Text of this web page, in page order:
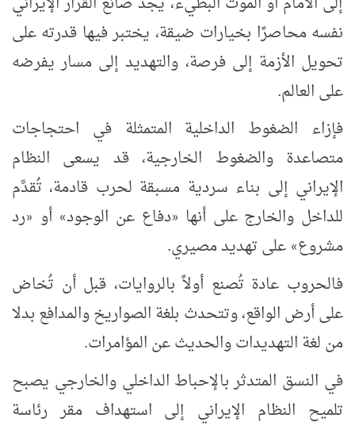
نفسه محاصرًا بخيارات ضيقة، يختبر فيها قدرته على
تحويل الأزمة إلى فرصة، والتهديد إلى مسار يفرضه
على العالم.
فإزاء الضغوط الداخلية المتمثلة في احتجاجات
متصاعدة والضغوط الخارجية، قد يسعى النظام
الإيراني إلى بناء سردية مسبقة لحرب قادمة، تُقدَّم
للداخل والخارج على أنها «دفاع عن الوجود» أو «رد
مشروع» على تهديد مصيري.
فالحروب عادة تُصنع أولاً بالروايات، قبل أن تُخاض
على أرض الواقع، وتتحدث بلغة الصواريخ والمدافع بدلا
من لغة التهديدات والحديث عن المؤامرات.
في النسق المتدثر بالإحباط الداخلي والخارجي يصبح
تلميح النظام الإيراني إلى استهداف مقر رئاسة